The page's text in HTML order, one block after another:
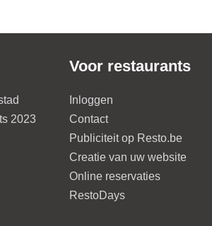
2023
Voor restaurants
Inloggen
Contact
Publiciteit op Resto.be
Creatie van uw website
Online reservaties
RestoDays